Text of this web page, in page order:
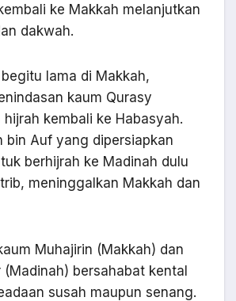
ke Makkah melanjutkan
dakwah.
lama di Makkah,
kaum Qurasy
kembali ke Habasyah.
bin Auf yang dipersiapkan
berhijrah ke Madinah dulu
meninggalkan Makkah dan
Muhajirin (Makkah) dan
(Madinah) bersahabat kental
susah maupun senang.